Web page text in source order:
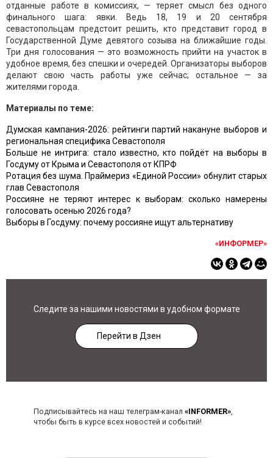
отданные работе в комиссиях, — теряет смысл без одного
финального шага: явки. Ведь 18, 19 и 20 сентября
севастопольцам предстоит решить, кто представит город в
Государственной Думе девятого созыва на ближайшие годы.
Три дня голосования — это возможность прийти на участок в
удобное время, без спешки и очередей. Организаторы выборов
делают свою часть работы уже сейчас; остальное — за
жителями города.
Материалы по теме:
Думская кампания-2026: рейтинги партий накануне выборов и
региональная специфика Севастополя
Больше не интрига: стало известно, кто пойдёт на выборы в
Госдуму от Крыма и Севастополя от КПРФ
Ротация без шума. Праймериз «Единой России» обнулит старых
глав Севастополя
Россияне не теряют интерес к выборам: сколько намерены
голосовать осенью 2026 года?
Выборы в Госдуму: почему россияне ищут альтернативу
«ИНФОРМЕР»
Следите за нашими новостями в удобном формате
Перейти в Дзен
Подписывайтесь на наш телеграм-канал «INFORMER»,
чтобы быть в курсе всех новостей и событий!